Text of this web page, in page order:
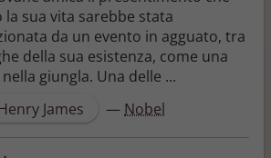
la sua vita sarebbe stata
da un evento in agguato, tra
della sua esistenza, come una
giungla. Una delle ...
James
— Nobel